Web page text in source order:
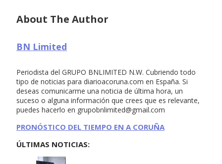
About The Author
BN Limited
Periodista del GRUPO BNLIMITED N.W. Cubriendo todo
tipo de noticias para diarioacoruna.com en España. Si
deseas comunicarme una noticia de última hora, un
suceso o alguna información que crees que es relevante,
puedes hacerlo en grupobnlimited@gmail.com
PRONÓSTICO DEL TIEMPO EN A CORUÑA
ÚLTIMAS NOTICIAS: